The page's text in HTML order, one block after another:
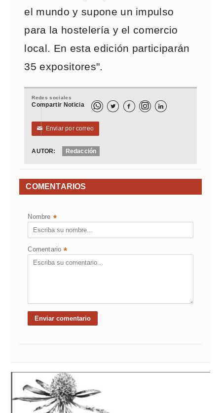
el mundo y supone un impulso
para la hostelería y el comercio
local. En esta edición participarán
35 expositores".
Redes sociales
Compartir Noticia   
✉ Enviar por correo
AUTOR: Redacción
COMENTARIOS
Nombre *
Comentario *